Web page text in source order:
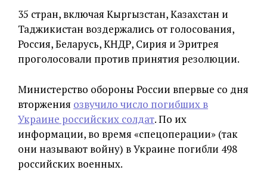
35 стран, включая Кыргызстан, Казахстан и
Таджикистан воздержались от голосования,
Россия, Беларусь, КНДР, Сирия и Эритрея
проголосовали против принятия резолюции.
Министерство обороны России впервые со дня
вторжения озвучило число погибших в
Украине российских солдат. По их
информации, во время «спецоперации» (так
они называют войну) в Украине погибли 498
российских военных.